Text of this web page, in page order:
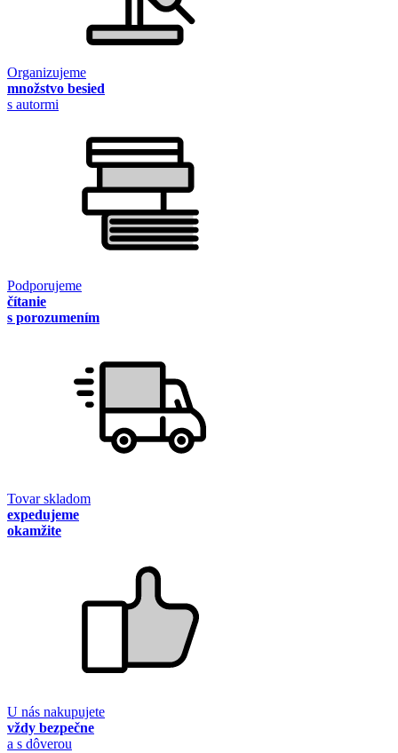
Organizujeme
množstvo besied
s autormi
Podporujeme
čítanie
s porozumením
Tovar skladom
expedujeme
okamžite
U nás nakupujete
vždy bezpečne
a s dôverou